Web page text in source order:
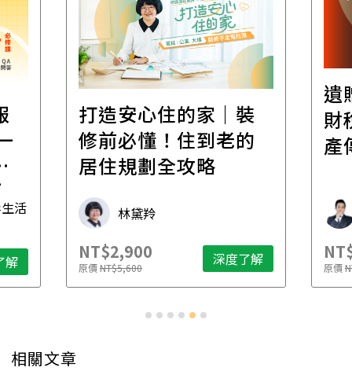
活
解
打造安心住的家｜裝
修前必懂！住到老的
居住規劃全攻略
林黛羚
NT$2,900
原價NT$5,600 深度了解
遺
財
產
原價
相關文章